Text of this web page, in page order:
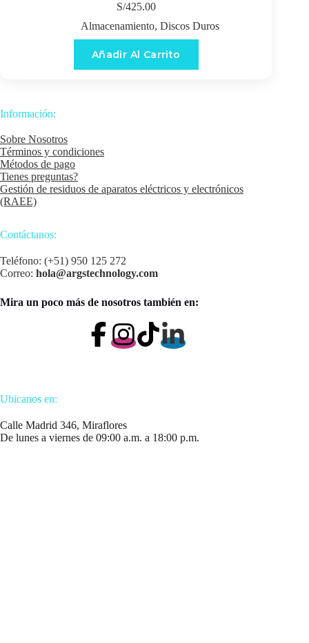
S/425.00
Almacenamiento, Discos Duros
Añadir Al Carrito
Información:
Sobre Nosotros
Términos y condiciones
Métodos de pago
Tienes preguntas?
Gestión de residuos de aparatos eléctricos y electrónicos
(RAEE)
Contáctanos:
Teléfono: (+51) 950 125 272
Correo: hola@argstechnology.com
Mira un poco más de nosotros también en:
Ubicanos en:
Calle Madrid 346, Miraflores
De lunes a viernes de 09:00 a.m. a 18:00 p.m.